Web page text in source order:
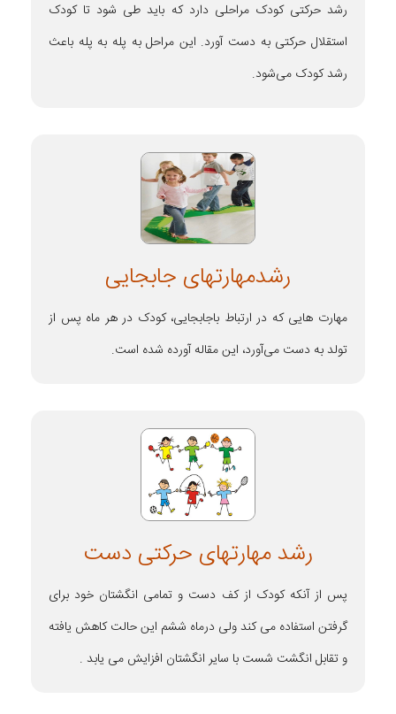
رشد حرکتی کودک مراحلی دارد که باید طی شود تا کودک
استقلال حرکتی به دست آورد. این مراحل به پله به پله باعث
رشد کودک می‌شود.
رشدمهارتهای جابجایی
مهارت هایی که در ارتباط باجابجایی، کودک در هر ماه پس از
تولد به دست می‌آورد، این مقاله آورده شده است.
رشد مهارتهای حرکتی دست
پس از آنکه کودک از کف دست و تمامی انگشتان خود برای
گرفتن استفاده می کند ولی درماه ششم این حالت کاهش یافته
و تقابل انگشت شست با سایر انگشتان افزایش می یابد .